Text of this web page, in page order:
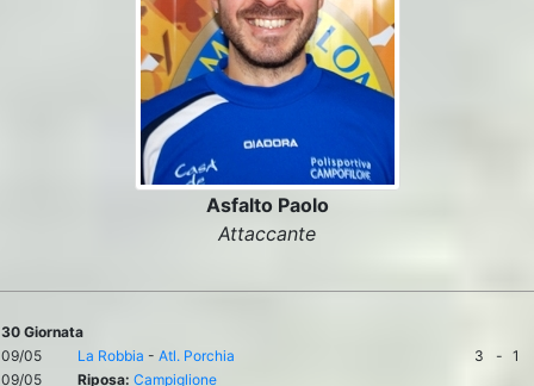
Asfalto Paolo
Attaccante
30 Giornata
09/05
La Robbia - Atl. Porchia 3 - 1
09/05
Riposa: Campiglione